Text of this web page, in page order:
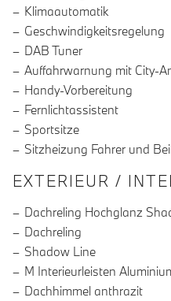
Klimaautomatik
Geschwindigkeitsregelung
DAB Tuner
Auffahrwarnung mit City-
Handy-Vorbereitung
Fernlichtassistent
Sportsitze
Sitzheizung Fahrer und
EXTERIEUR /
Dachreling Hochglanz
Dachreling
Shadow Line
M Interieurleisten
Dachhimmel anthrazit